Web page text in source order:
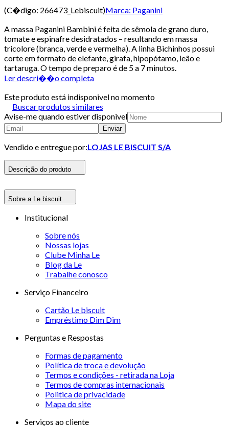
(C�digo: 266473_Lebiscuit)Marca: Paganini
A massa Paganini Bambini é feita de sêmola de grano duro,
tomate e espinafre desidratados – resultando em massa
tricolore (branca, verde e vermelha). A linha Bichinhos possui
corte em formato de elefante, girafa, hipopótamo, leão e
tartaruga. O tempo de preparo é de 5 a 7 minutos.
Ler descri��o completa
Este produto está indisponivel no momento
Buscar produtos similares
Avise-me quando estiver disponivel
Enviar
Vendido e entregue por:LOJAS LE BISCUIT S/A
Descrição do produto
Sobre a Le biscuit
Institucional
Sobre nós
Nossas lojas
Clube Minha Le
Blog da Le
Trabalhe conosco
Serviço Financeiro
Cartão Le biscuit
Empréstimo Dim Dim
Perguntas e Respostas
Formas de pagamento
Política de troca e devolução
Termos e condições - retirada na Loja
Termos de compras internacionais
Politica de privacidade
Mapa do site
Serviços ao cliente